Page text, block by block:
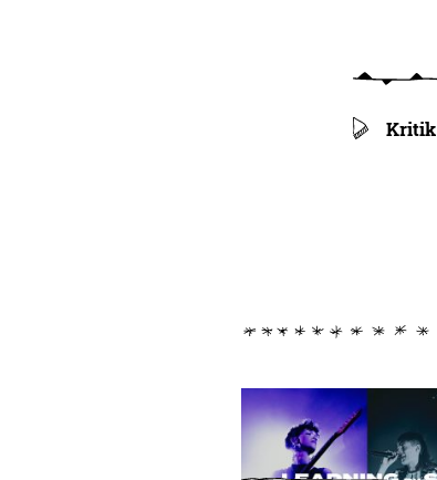
Kritik